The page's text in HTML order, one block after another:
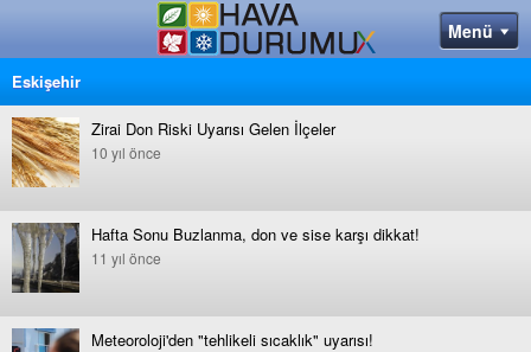
Eskişehir
Zirai Don Riski Uyarısı Gelen İlçeler
10 yıl önce
Hafta Sonu Buzlanma, don ve sise karşı dikkat!
11 yıl önce
Meteoroloji'den "tehlikeli sıcaklık" uyarısı!